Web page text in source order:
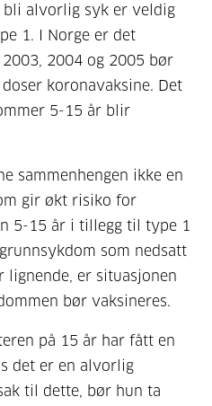
bli alvorlig syk er veldig
1. I Norge er det
2004 og 2005 bør
koronavaksine. Det
5-15 år blir
sammenhengen ikke en
gir økt risiko for
5-15 år i tillegg til type 1
som nedsatt
er situasjonen
bør vaksineres.
på 15 år har fått en
det er en alvorlig
til dette, bør hun ta